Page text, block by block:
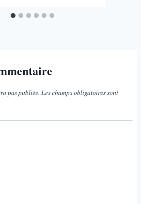
pas publiée. Les champs obligatoires sont